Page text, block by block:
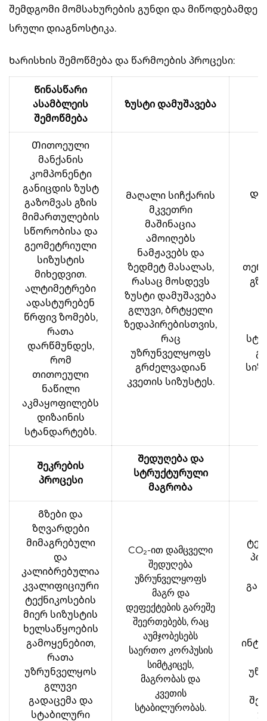
შემდგომი მომსახურების გუნდი და მიწოდებამდე
სრული დიაგნოსტიკა.
Ხარისხის შემოწმება და წარმოების პროცესი:
Წინასწარი
ასამბლეის
შემოწმება
Ზუსტი დამუშავება
Თითოეული
მანქანის
კომპონენტი
განიცდის ზუსტ
გაზომვას გზის
მიმართულების
სწორობისა და
გეომეტრიული
სიზუსტის
მიხედვით.
ალტიმეტრები
ადასტურებენ
წრფივ ზომებს,
რათა
დარწმუნდეს,
რომ
თითოეული
ნაწილი
აკმაყოფილებს
დიზაინის
სტანდარტებს.
Მაღალი სიჩქარის
მკვეთრი
მაშინაცია
ამოიღებს
ნამჟავებს და
ზედმეტ მასალას,
რასაც მოსდევს
ზუსტი დამუშავება
გლუვი, ბრტყელი
ზედაპირებისთვის,
რაც
უზრუნველყოფს
გრძელვადიან
კვეთის სიზუსტეს.
Შეკრების
პროცესი
Შედუღება და
სტრუქტურული
მაგრობა
Გზები და
ზღვარდები
მიმაგრებული
და
კალიბრებულია
კვალიფიციური
ტექნიკოსების
მიერ სიზუსტის
ხელსაწყოების
გამოყენებით,
რათა
უზრუნველყოს
გლუვი
გადაცემა და
სტაბილური
CO₂-ით დამცველი
შედუღება
უზრუნველყოფს
მაგრ და
დეფექტების გარეშე
შეერთებებს, რაც
აუმჯობესებს
საერთო კორპუსის
სიმტკიცეს,
მაგრობას და
კვეთის
სტაბილურობას.